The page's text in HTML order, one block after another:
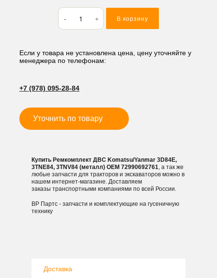
Количество
товара
Ремкомплект
Komatsu/Yanmar
3D84E,
(металл)
В корзину
Если у товара не установлена цена, цену уточняйте у
менеджера по телефонам:
+7 (978) 095-28-84
Уточнить по товару
Купить Ремкомплект ДВС Komatsu/Yanmar 3D84E,
3TNE84, 3TNV84 (металл) OEM 72990692761, а так же
любые запчасти для тракторов и экскаваторов можно в
нашем интернет-магазине. Доставляем
заказы транспортными компаниями по всей России.
ВР Партс - запчасти и комплектующие на гусеничную
технику
Доставка